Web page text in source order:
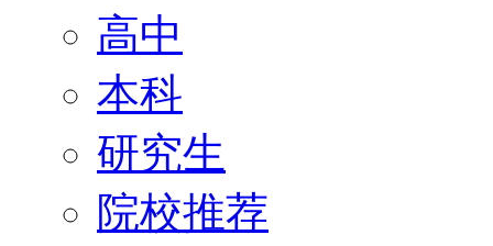
高中
本科
研究生
院校推荐